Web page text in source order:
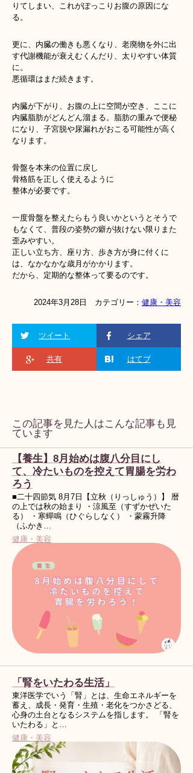
りてしまい、これがぽっこりお腹の原因にな
る。
更に、内臓の働きも悪くなり、老廃物を外に出
す代謝機能が衰えむくんだり、太りやすい体質
に。
悪循環はまだ続きます。
内臓が下がり、お腹の上に空間が空き、ここに
内臓脂肪がどんどん溜まる。脂肪の重みで便秘
になり、子宮脱や尿漏れがおこる可能性が高く
なります。
骨盤を本来の位置に戻し
骨格筋を正しく使えるように
整体が必要です。
一度骨盤を整えたらもう良いかというとそうで
もなくて、普段の姿勢の癖が抜けない限りまた
歪みやすい。
正しい立ち方、座り方、歩き方が身に付くに
は、なかなかな歳月がかかります。
だから、定期的な整体って要るのです。
2024年3月28日 カテゴリー： 健康・美容
ツイート シェア
共有 はてブ
この記事を見た人はこんな記事も見
ています
【養生】8月始めは腹八分目にし
て、冷たいものを控えて胃腸を労わ
ろう
■二十四節気 8月7日【立秋（りっしゅう）】 暦
の上では秋の始まり ・涼風至（すずかぜいた
る） ・寒蟬鳴（ひぐらしなく） ・蒙霧升降
（ふかき…
健康・美容
「腎をいたわる生活」
東洋医学でいう「腎」とは、生命エネルギーを
蓄え、成長・発育・生殖・老化をつかさどる、
心身の土台となるシステムを指します。 「腎を
いたわる」と…
健康・美容